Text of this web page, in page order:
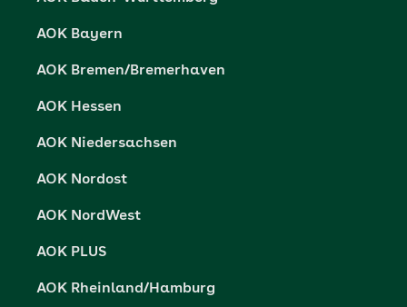
Presse- und Politikportal
Vertriebspartner-Service
AOK Bayern
AOK Bremen/Bremerhaven
AOK Hessen
AOK Niedersachsen
AOK Nordost
AOK NordWest
AOK PLUS
AOK Rheinland/Hamburg